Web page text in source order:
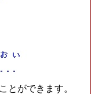
とができます。